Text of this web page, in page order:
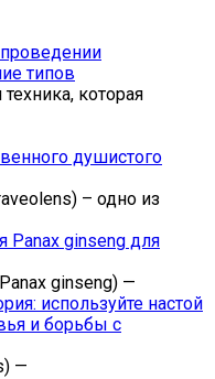
типов
которая
душистого
– одно из
ginseng для
ginseng) —
используйте настой
и борьбы с
—